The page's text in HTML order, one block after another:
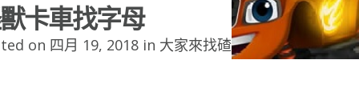
卡車找字母
on 四月 19, 2018 in 大家來找碴